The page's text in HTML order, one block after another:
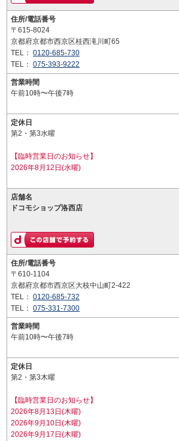
住所/電話番号
〒615-8024
京都府京都市西京区桂西滝川町65
TEL： 0120-685-730
TEL： 075-393-9222
営業時間
午前10時〜午後7時
定休日
第2・第3水曜
【臨時営業日のお知らせ】
2026年8月12日(水曜)
店舗名
ドコモショップ洛西店
住所/電話番号
〒610-1104
京都府京都市西京区大枝中山町2-422
TEL： 0120-685-732
TEL： 075-331-7300
営業時間
午前10時〜午後7時
定休日
第2・第3木曜
【臨時営業日のお知らせ】
2026年8月13日(木曜)
2026年9月10日(木曜)
2026年9月17日(木曜)